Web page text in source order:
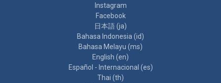
Instagram
Facebook
日本語 ‎(ja)‎
Bahasa Indonesia ‎(id)‎
Bahasa Melayu ‎(ms)‎
English ‎(en)‎
Español - Internacional ‎(es)‎
Thai ‎(th)‎